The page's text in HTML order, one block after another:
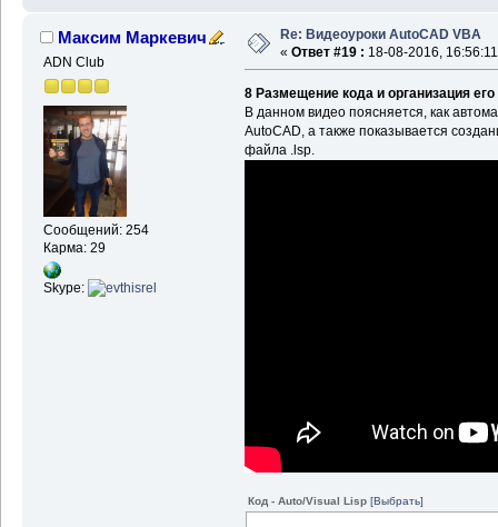
Максим Маркевич
ADN Club
Сообщений: 254
Карма: 29
Skype:
Re: Видеоуроки AutoCAD VBA
« Ответ #19 : 18-08-2016,
8 Размещение кода и организация
В данном видео поясняется, как
AutoCAD, а также показывается
файла .lsp.
Код - Auto/Visual Lisp [Выбрать]